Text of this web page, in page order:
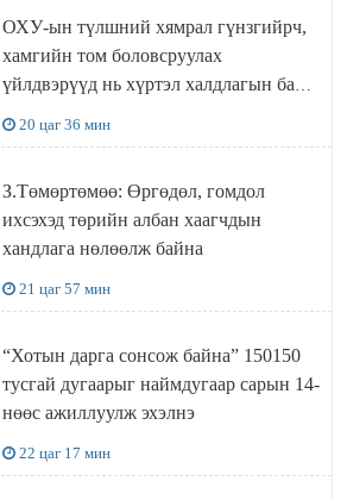
ОХУ-ын түлшний хямрал гүнзгийрч,
хамгийн том боловсруулах
үйлдвэрүүд нь хүртэл халдлагын бай
болов
20 цаг 36 мин
З.Төмөртөмөө: Өргөдөл, гомдол
ихсэхэд төрийн албан хаагчдын
хандлага нөлөөлж байна
21 цаг 57 мин
“Хотын дарга сонсож байна” 150150
тусгай дугаарыг наймдугаар сарын 14-
нөөс ажиллуулж эхэлнэ
22 цаг 17 мин